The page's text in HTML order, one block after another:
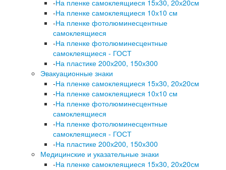
-На пленке самоклеящиеся 15х30, 20х20см
-На пленке самоклеящиеся 10х10 см
-На пленке фотолюминесцентные
самоклеящиеся
-На пленке фотолюминесцентные
самоклеящиеся - ГОСТ
-На пластике 200х200, 150х300
Эвакуационные знаки
-На пленке самоклеящиеся 15х30, 20х20см
-На пленке самоклеящиеся 10х10 см
-На пленке фотолюминесцентные
самоклеящиеся
-На пленке фотолюминесцентные
самоклеящиеся - ГОСТ
-На пластике 200х200, 150х300
Медицинские и указательные знаки
-На пленке самоклеящиеся 15х30, 20х20см